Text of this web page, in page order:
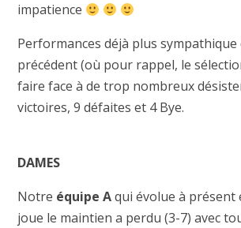
impatience
Performances déjà plus sympathique
précédent (où pour rappel, le
faire face à de trop nombreux
victoires, 9 défaites et 4 Bye.
DAMES
Notre équipe Aqui évolue à présent
joue le maintien a perdu (3-7) avec